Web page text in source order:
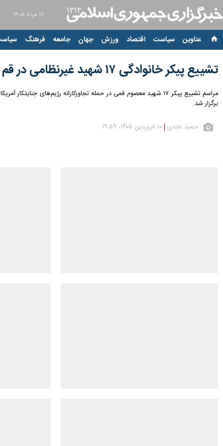
۱۶ مرداد ۱۴۰۵
عناوین‌ سیاست اقتصاد ورزش جهان جامعه فرهنگ
تشییع پیکر خانوادگی ۱۷ شهید غیرنظامی در قم
برگزار شد.
حمید عابدی ۱۰ فروردین ۱۴۰۵، ۱۹:۵۹